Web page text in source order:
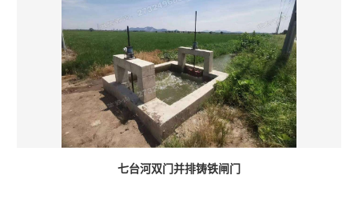
七台河双门并排铸铁闸门